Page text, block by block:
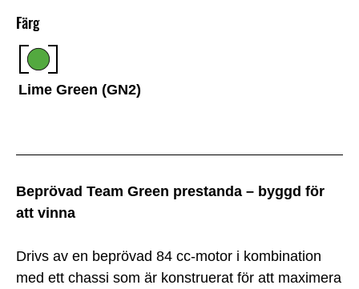
Beprövad Team Green prestanda – byggd för
att vinna
Drivs av en beprövad 84 cc-motor i kombination
med ett chassi som är konstruerat för att maximera
Färg
Lime Green (GN2)